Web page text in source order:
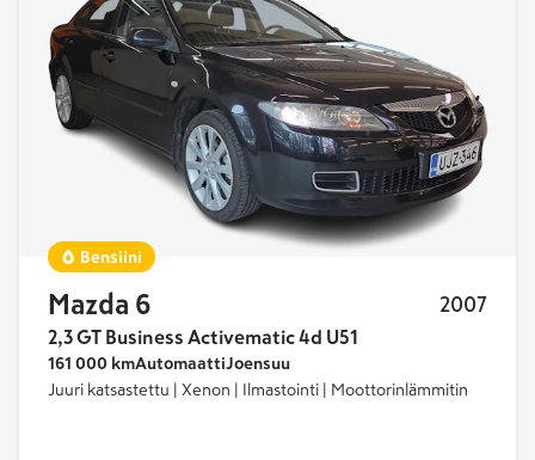
Bensiini
Mazda 6 2007
2,3 GT Business Activematic 4d U51
161 000 kmAutomaatti Joensuu
Juuri katsastettu | Xenon | Ilmastointi | Moottorinlämmitin